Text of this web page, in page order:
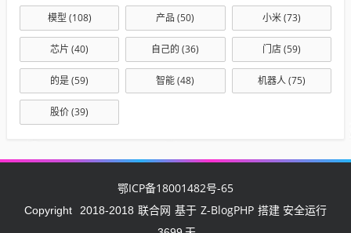
模型 (108) 产品 (50) 小米(73)
芯片 (40) 自己的 (36) 门店(59)
的是(59) 智能(48) 机器人(75)
股价(39)
鄂ICP备18001482号-65
Copyright 2018-2018 联合网 基于 Z-BlogPHP 搭建 安全运行